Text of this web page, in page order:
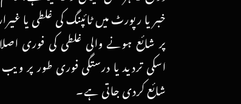
خبر یا رپورٹ میں ٹائپنگ کی غلطی یا
پر شائع ہونے والی غلطی کی فوری
اسکی تردید یا درستگی فوری طور پر
شائع کردی جاتی ہے۔